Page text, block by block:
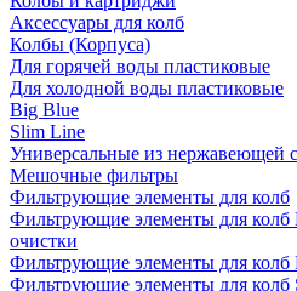
Аксессуары для колб
Колбы (Корпуса)
Для горячей воды пластиковые
Для холодной воды пластиковые
Big Blue
Slim Line
Универсальные из нержавеющей
Мешочные фильтры
Фильтрующие элементы для колб
Фильтрующие элементы для колб
очистки
Фильтрующие элементы для колб
Фильтрующие элементы для колб